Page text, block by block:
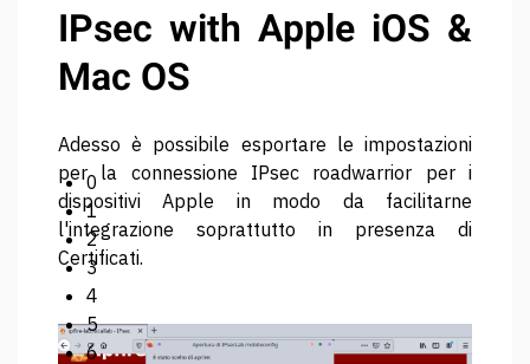
0
1
2
3
4
5
6
IPsec with Apple iOS &
Mac OS
Adesso è possibile esportare le impostazioni
per la connessione IPsec roadwarrior per i
dispositivi Apple in modo da facilitarne
l'integrazione soprattutto in presenza di
Certificati.